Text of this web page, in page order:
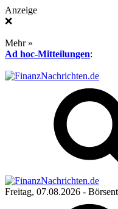
Anzeige
❌
Mehr »
Ad hoc-Mitteilungen:
Freitag, 07.08.2026 -